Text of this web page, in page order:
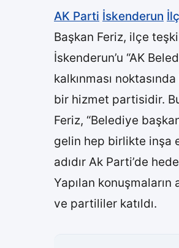
AK Parti İskenderun
Başkan Feriz, ilçe
İskenderun’u “AK
kalkınması
bir hizmet partisidir.
Feriz, “Belediye
gelin hep birlikte inşa
adıdır Ak Parti’de
Yapılan
ve partililer katıldı.